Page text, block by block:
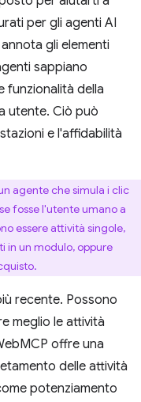
per gli agenti AI
gli elementi
sappiano
funzionalità della
utente. Ciò può
e l'affidabilità
agente che simula i clic
fosse l'utente umano a
essere attività singole,
in un modulo, oppure
recente. Possono
meglio le attività
offre una
delle attività
potenziamento